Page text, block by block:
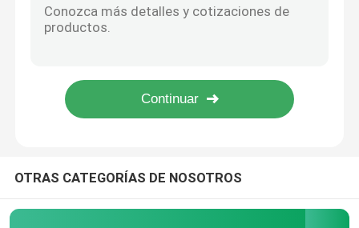
El servidor de red está en el armario
OTRAS CATEGORÍAS DE NOSOTROS